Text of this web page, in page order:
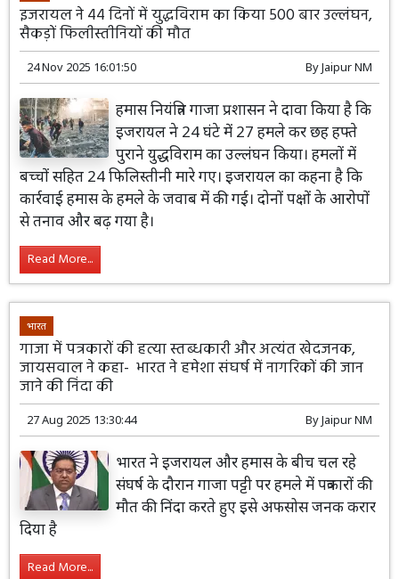
इजरायल ने 44 दिनों में युद्धविराम का किया 500 बार उल्लंघन,
सैकड़ों फिलीस्तीनियों की मौत
24 Nov 2025 16:01:50 ByJaipur NM
हमास नियंत्रित गाजा प्रशासन ने दावा किया है कि
इजरायल ने 24 घंटे में 27 हमले कर छह हफ्ते
पुराने युद्धविराम का उल्लंघन किया। हमलों में
बच्चों सहित 24 फिलिस्तीनी मारे गए। इजरायल का कहना है कि
कार्रवाई हमास के हमले के जवाब में की गई। दोनों पक्षों के आरोपों
से तनाव और बढ़ गया है।
Read More...
भारत
गाजा में पत्रकारों की हत्या स्तब्धकारी और अत्यंत खेदजनक,
जायसवाल ने कहा- भारत ने हमेशा संघर्ष में नागरिकों की जान
जाने की निंदा की
27 Aug 2025 13:30:44 ByJaipur NM
भारत ने इजरायल और हमास के बीच चल रहे
संघर्ष के दौरान गाजा पट्टी पर हमले में पत्रकारों की
मौत की निंदा करते हुए इसे अफसोस जनक करार
दिया है
Read More...